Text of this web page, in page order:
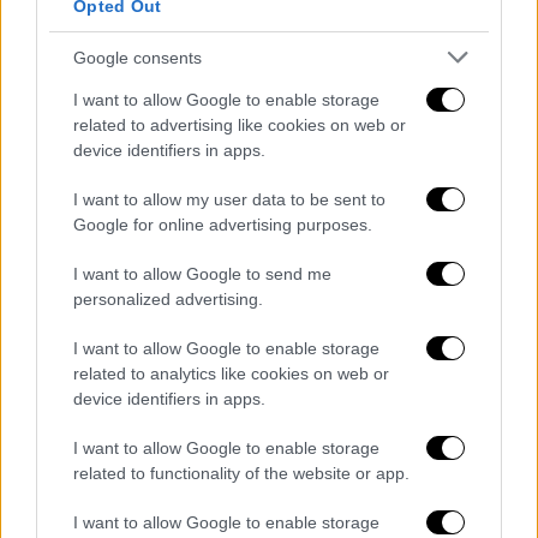
Opted Out
Google consents
I want to allow Google to enable storage
related to advertising like cookies on web or
device identifiers in apps.
I want to allow my user data to be sent to
Google for online advertising purposes.
I want to allow Google to send me
personalized advertising.
I want to allow Google to enable storage
related to analytics like cookies on web or
device identifiers in apps.
I want to allow Google to enable storage
related to functionality of the website or app.
I want to allow Google to enable storage
δισεκατομμύρια λίτρων από τοξικά
απόβλητα. Ένα δικαστήριο της χώρας
επιδίκασε στους πληγέντες κατοίκους 9,5
δισεκατομμύρια δολάρια αποζημίωση, αλλά η
Chevron απέσυρε από το
πληρώσει. Αργότερα ένα διεθνές διαιτητικό
δικαστήριο απάλλαξε την εταιρεία από κάθε
ευθύνη.
διαρροή πετρελαίου στις ακτές της Αγκόλας
επειδή δεν συντηρούσε τους αγωγούς της.
Υποσχέθηκε τότε ότι θα επένδυε 180
εκατομμύρια δολάρια σε νέους αγωγούς.
Πρόσφατα, ηChevronήρθε σε εξωδικαστικό
διακανονισμό με την Υπηρεσία Προστασίας